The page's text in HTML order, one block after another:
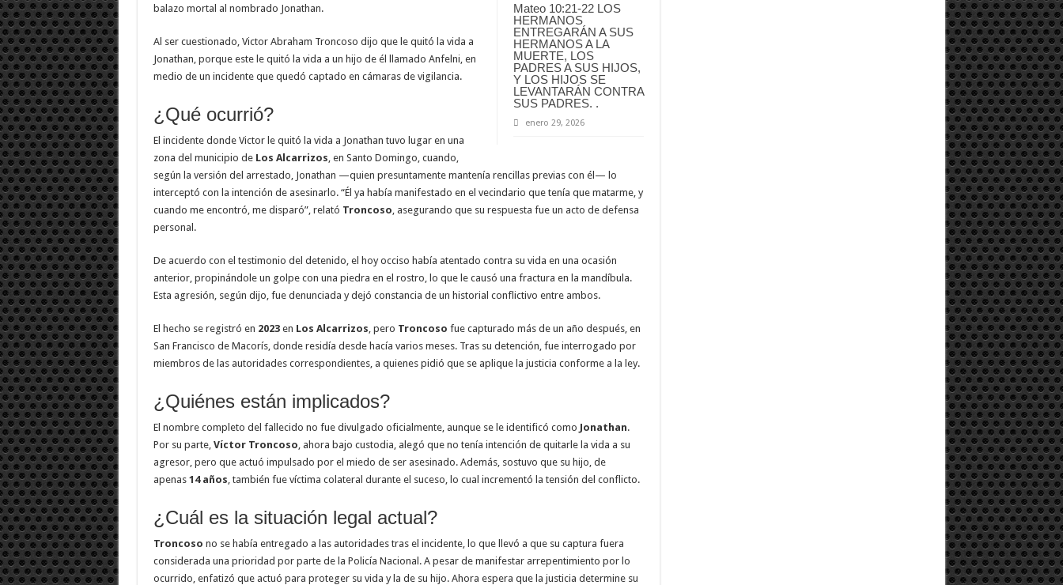
Mateo 10:21-22 LOS
HERMANOS
ENTREGARÁN A SUS
HERMANOS A LA
MUERTE, LOS
PADRES A SUS HIJOS,
Y LOS HIJOS SE
LEVANTARÁN CONTRA
SUS PADRES. .
enero 29, 2026
balazo mortal al nombrado Jonathan.
Al ser cuestionado, Victor Abraham Troncoso dijo que le quitó la vida a
Jonathan, porque este le quitó la vida a un hijo de él llamado Anfelni, en
medio de un incidente que quedó captado en cámaras de vigilancia.
¿Qué ocurrió?
El incidente donde Victor le quitó la vida a Jonathan tuvo lugar en una
zona del municipio de Los Alcarrizos , en Santo Domingo, cuando,
según la versión del arrestado, Jonathan —quien presuntamente mantenía rencillas previas con él— lo
interceptó con la intención de asesinarlo. “Él ya había manifestado en el vecindario que tenía que matarme, y
cuando me encontró, me disparó”, relató Troncoso , asegurando que su respuesta fue un acto de defensa
personal.
De acuerdo con el testimonio del detenido, el hoy occiso había atentado contra su vida en una ocasión
anterior, propinándole un golpe con una piedra en el rostro, lo que le causó una fractura en la mandíbula.
Esta agresión, según dijo, fue denunciada y dejó constancia de un historial conflictivo entre ambos.
El hecho se registró en 2023en Los Alcarrizos , pero Troncoso fue capturado más de un año después, en
San Francisco de Macorís, donde residía desde hacía varios meses. Tras su detención, fue interrogado por
miembros de las autoridades correspondientes, a quienes pidió que se aplique la justicia conforme a la ley.
¿Quiénes están implicados?
El nombre completo del fallecido no fue divulgado oficialmente, aunque se le identificó como Jonathan.
Por su parte, Víctor Troncoso , ahora bajo custodia, alegó que no tenía intención de quitarle la vida a su
agresor, pero que actuó impulsado por el miedo de ser asesinado. Además, sostuvo que su hijo, de
apenas 14 años , también fue víctima colateral durante el suceso, lo cual incrementó la tensión del conflicto.
¿Cuál es la situación legal actual?
Troncoso no se había entregado a las autoridades tras el incidente, lo que llevó a que su captura fuera
considerada una prioridad por parte de la Policía Nacional. A pesar de manifestar arrepentimiento por lo
ocurrido, enfatizó que actuó para proteger su vida y la de su hijo. Ahora espera que la justicia determine su